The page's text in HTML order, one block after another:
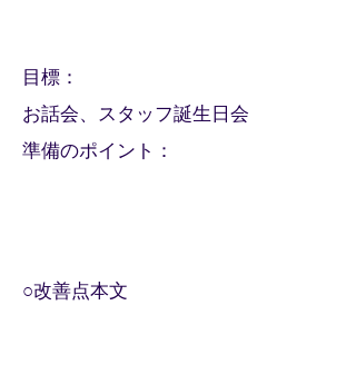
​目標：
お話会、スタッフ誕生日会
​準備のポイント：
○改善点本文